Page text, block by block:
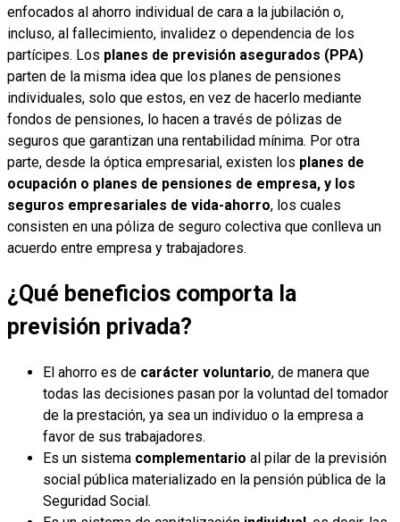
enfocados al ahorro individual de cara a la jubilación o,
incluso, al fallecimiento, invalidez o dependencia de los
partícipes. Los planes de previsión asegurados (PPA)
parten de la misma idea que los planes de pensiones
individuales, solo que estos, en vez de hacerlo mediante
fondos de pensiones, lo hacen a través de pólizas de
seguros que garantizan una rentabilidad mínima. Por otra
parte, desde la óptica empresarial, existen los planes de
ocupación o planes de pensiones de empresa, y los
seguros empresariales de vida-ahorro, los cuales
consisten en una póliza de seguro colectiva que conlleva un
acuerdo entre empresa y trabajadores.
¿Qué beneficios comporta la
previsión privada?
El ahorro es de carácter voluntario, de manera que
todas las decisiones pasan por la voluntad del tomador
de la prestación, ya sea un individuo o la empresa a
favor de sus trabajadores.
Es un sistema complementario al pilar de la previsión
social pública materializado en la pensión pública de la
Seguridad Social.